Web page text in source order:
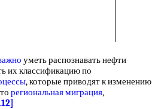
уметь распознавать нефти
их классификацию по
, которые приводят к изменению
региональная миграция,